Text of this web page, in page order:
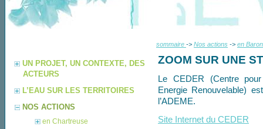
sommaire -> Nos actions -> en
ZOOM SUR UNE
Le CEDER (Centre
Energie Renouvelable)
l’ADEME.
Site Internet du CEDER
UN PROJET, UN CONTEXTE, DES
ACTEURS
L’EAU SUR LES TERRITOIRES
NOS ACTIONS
en Chartreuse